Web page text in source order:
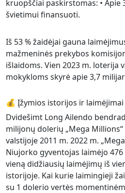
kruopščiai paskirstomas: • Apie
švietimui finansuoti.
Iš 53 % žaidėjai gauna
mažmeninės prekybos
išlaidoms. Vien 2023 m. loterija
mokykloms skyrė apie 3,7
💰 Įžymios istorijos ir laimėjimai
Dvidešimt Long Ailendo
milijonų dolerių „Mega
valstijoje 2011 m. 2022 m.
Niujorko gyventojas laimėjo
vieną didžiausių laimėjimų iš
istorijoje. Kai kurie laimingieji
su 1 dolerio vertės